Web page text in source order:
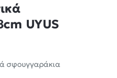
UYUS
σφουγγαράκια